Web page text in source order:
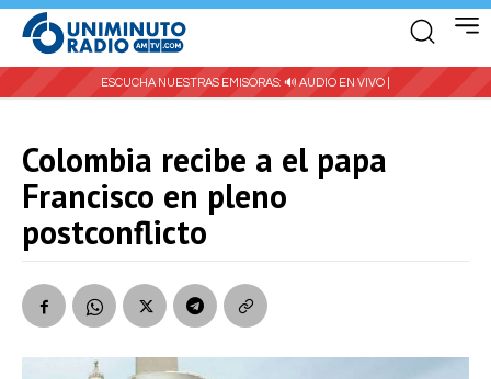
ESCUCHA NUESTRAS EMISORAS: 🔊 AUDIO EN VIVO |
Colombia recibe a el papa
Francisco en pleno
postconflicto